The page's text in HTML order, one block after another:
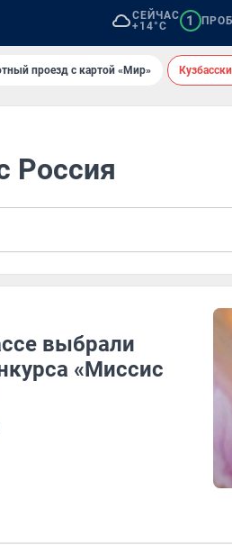
СЕЙЧАС
+14°C
1
проезд с картой «Мир»
Россия
выбрали
«Миссис